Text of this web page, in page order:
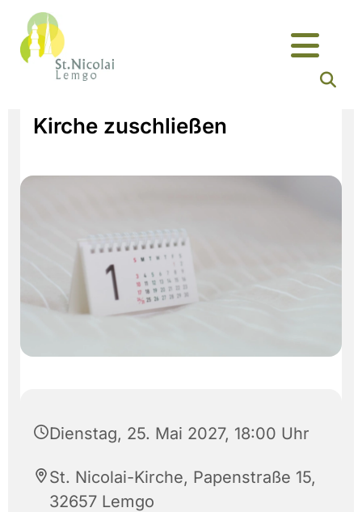
Kirche zuschließen
Dienstag, 25. Mai 2027, 18:00 Uhr
St. Nicolai-Kirche, Papenstraße 15,
32657 Lemgo